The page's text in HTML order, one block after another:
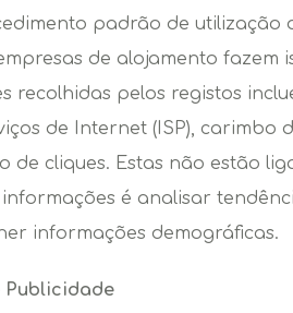
padrão de utilização
de alojamento fazem
recolhidas pelos registos
de Internet (ISP), carimbo
de cliques. Estas não estão
é analisar
informações demográficas.
Publicidade